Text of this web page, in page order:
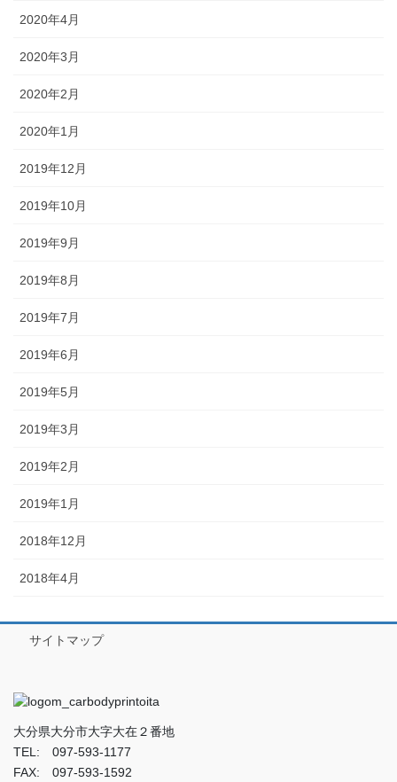
2020年4月
2020年3月
2020年2月
2020年1月
2019年12月
2019年10月
2019年9月
2019年8月
2019年7月
2019年6月
2019年5月
2019年3月
2019年2月
2019年1月
2018年12月
2018年4月
サイトマップ
大分県大分市大字大在２番地
TEL: 097-593-1177
FAX: 097-593-1592